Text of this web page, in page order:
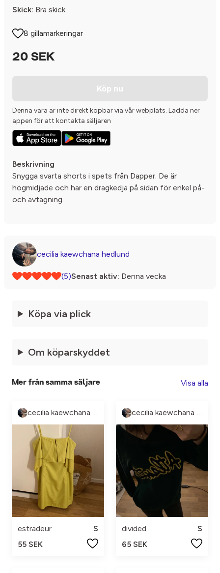
Skick: Bra skick
8 gillamarkeringar
20 SEK
Köp nu
Denna vara är inte direkt köpbar via vår webplats. Ladda ner
appen för att kontakta säljaren
Beskrivning
Snygga svarta shorts i spets från Dapper. De är
högmidjade och har en dragkedja på sidan för enkel på-
och avtagning.
cecilia kaewchana hedlund
(5)Senast aktiv: Denna vecka
Köpa via plick
Om köparskyddet
Mer från samma säljare Visa alla
estradeur
S
55 SEK
divided
S
65 SEK